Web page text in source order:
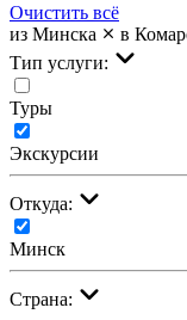
Очистить всё
из Минска
в
Тип услуги:
Туры
Экскурсии
Откуда:
Минск
Страна: